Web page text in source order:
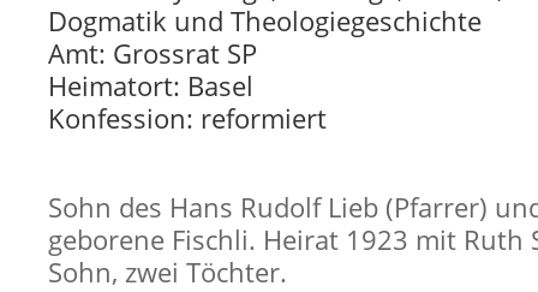
Dogmatik und Theologiegeschichte
Amt: Grossrat SP
Heimatort: Basel
Konfession: reformiert
Sohn des Hans Rudolf Lieb (Pfarrer)
geborene Fischli. Heirat 1923 mit Ruth
Sohn, zwei Töchter.